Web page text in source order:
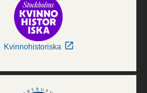
Kvinnohistoriska